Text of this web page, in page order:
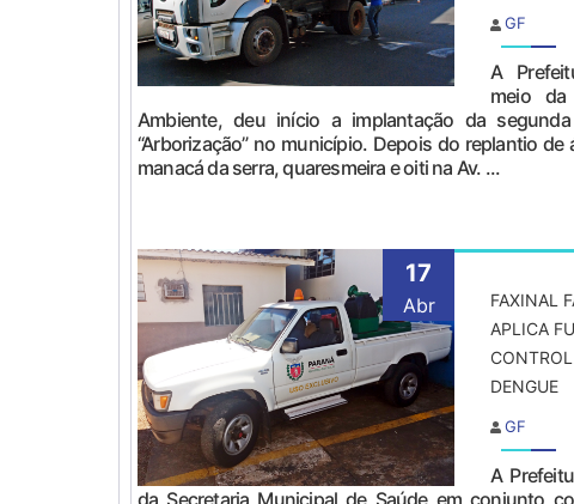
GF
A
meio da
Ambiente, deu início a implantação da
“Arborização” no município. Depois do replantio de
manacá da serra, quaresmeira e oiti na Av. ...
17
Abr
FAXINAL
APLICA
DENGUE
GF
A